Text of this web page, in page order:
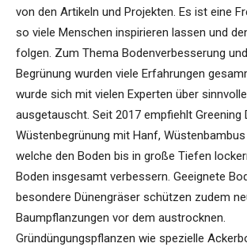
von den Artikeln und Projekten. Es ist eine
so viele Menschen inspirieren lassen und
folgen. Zum Thema Bodenverbesserung
Begrünung wurden viele Erfahrungen
wurde sich mit vielen Experten über
ausgetauscht. Seit 2017 empfiehlt Greening
Wüstenbegrünung mit Hanf,
welche den Boden bis in große Tiefen
Boden insgesamt verbessern. Geeignete
besondere Dünengräser schützen zudem
Baumpflanzungen vor dem austrocknen.
Gründüngungspflanzen wie spezielle